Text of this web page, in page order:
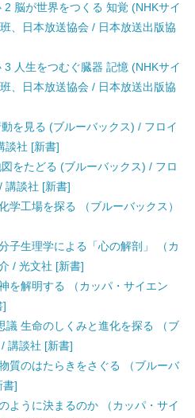
脳が世界をつくる 知覚 (NHKサイ
、日本放送協会 / 日本放送出版協
人生をつむぐ臓器 記憶 (NHKサイ
、日本放送協会 / 日本放送出版協
を見る (ブルーバックス) / フロイ
談社 [新書]
をたどる (ブルーバックス) / フロ
講談社 [新書]
学工場を探る （ブルーバックス）
子生理学による「心の解剖」 （カ
/ 光文社 [新書]
を解明する （カッパ・サイエン
]
議 生命のしくみと進化を探る （ブ
講談社 [新書]
質のはたらきをさぐる （ブルーバ
書]
ように決まるのか （カッパ・サイ